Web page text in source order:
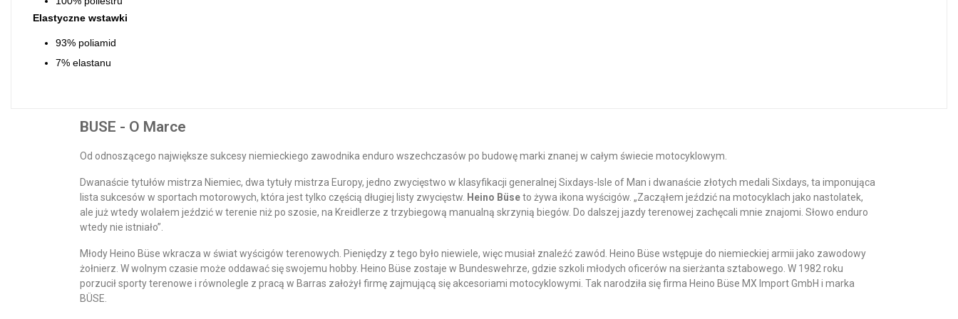
Elastyczne wstawki
93% poliamid
7% elastanu
BUSE - O Marce
Od odnoszącego największe sukcesy niemieckiego zawodnika enduro wszechczasów po budowę marki znanej w całym świecie motocyklowym.
Dwanaście tytułów mistrza Niemiec, dwa tytuły mistrza Europy, jedno zwycięstwo w klasyfikacji generalnej Sixdays-Isle of Man i dwanaście złotych medali Sixdays, ta imponująca
lista sukcesów w sportach motorowych, która jest tylko częścią długiej listy zwycięstw. Heino Büseto żywa ikona wyścigów. „Zacząłem jeździć na motocyklach jako nastolatek,
ale już wtedy wolałem jeździć w terenie niż po szosie, na Kreidlerze z trzybiegową manualną skrzynią biegów. Do dalszej jazdy terenowej zachęcali mnie znajomi. Słowo enduro
wtedy nie istniało”.
Młody Heino Büse wkracza w świat wyścigów terenowych. Pieniędzy z tego było niewiele, więc musiał znaleźć zawód. Heino Büse wstępuje do niemieckiej armii jako zawodowy
żołnierz. W wolnym czasie może oddawać się swojemu hobby. Heino Büse zostaje w Bundeswehrze, gdzie szkoli młodych oficerów na sierżanta sztabowego. W 1982 roku
porzucił sporty terenowe i równolegle z pracą w Barras założył firmę zajmującą się akcesoriami motocyklowymi. Tak narodziła się firma Heino Büse MX Import GmbH i marka
BÜSE.